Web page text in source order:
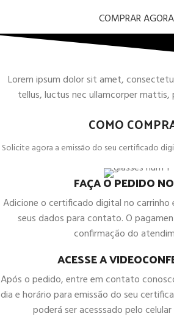
COMPRAR AGORA
Lorem ipsum dolor sit amet,
tellus, luctus nec ullamcorper mattis,
COMO
Solicite agora a emissão do seu certificado
FAÇA O PEDIDO
Adicione o certificado digital no carrinho
seus dados para contato. O
confirmação do
ACESSE A
Após o pedido, entre em contato
dia e horário para emissão do seu
poderá ser acesssado pelo